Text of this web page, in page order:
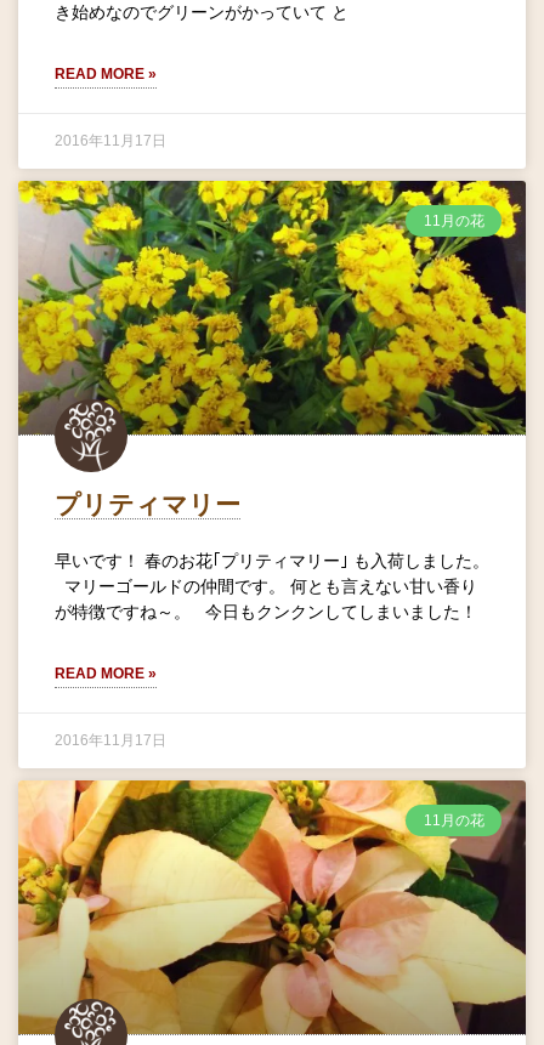
き始めなのでグリーンがかっていて と
READ MORE »
2016年11月17日
11月の花
プリティマリー
早いです！ 春のお花｢プリティマリー｣ も入荷しました。
マリーゴールドの仲間です。 何とも言えない甘い香り
が特徴ですね～。 今日もクンクンしてしまいました！
READ MORE »
2016年11月17日
11月の花